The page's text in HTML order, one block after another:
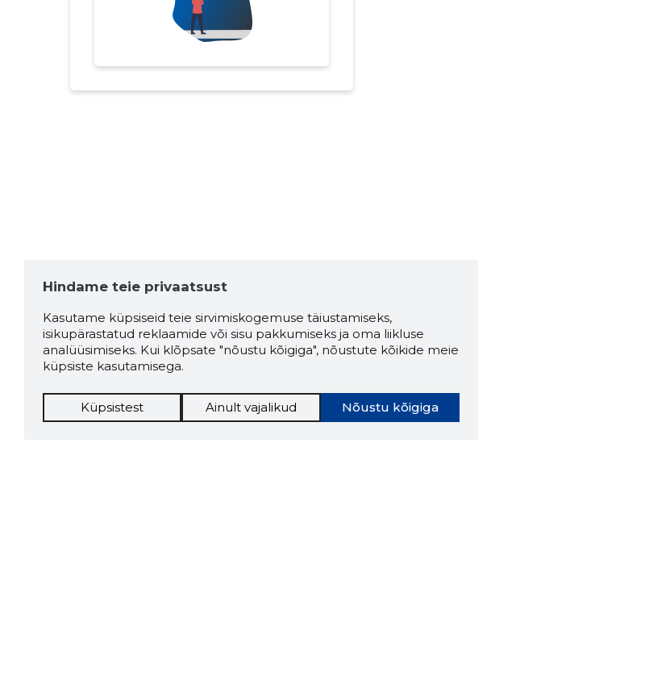
Hindame teie privaatsust
Kasutame küpsiseid teie sirvimiskogemuse täiustamiseks,
isikupärastatud reklaamide või sisu pakkumiseks ja oma liikluse
analüüsimiseks. Kui klõpsate "nõustu kõigiga", nõustute kõikide meie
küpsiste kasutamisega.
Nõustu kõigiga
Küpsistest Ainult vajalikud